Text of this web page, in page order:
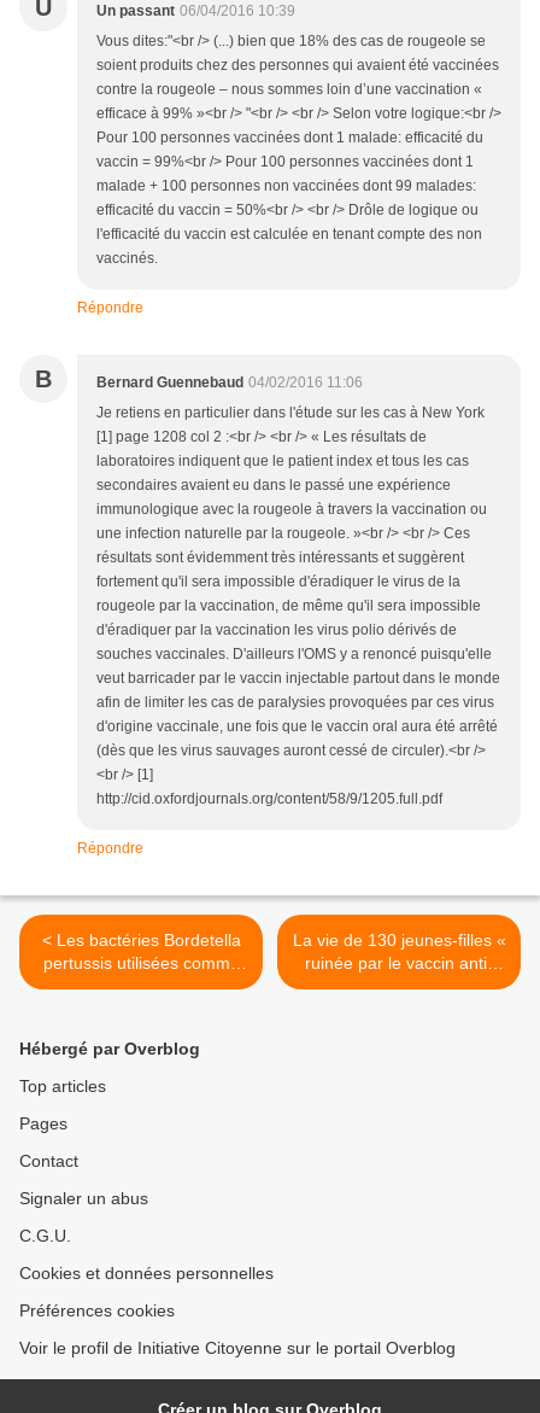
U Un passant 06/04/2016 10:39
Vous dites:"<br /> (...) bien que 18% des cas de rougeole se
soient produits chez des personnes qui avaient été vaccinées
contre la rougeole – nous sommes loin d’une vaccination «
efficace à 99% »<br /> "<br /> <br /> Selon votre logique:<br />
Pour 100 personnes vaccinées dont 1 malade: efficacité du
vaccin = 99%<br /> Pour 100 personnes vaccinées dont 1
malade + 100 personnes non vaccinées dont 99 malades:
efficacité du vaccin = 50%<br /> <br /> Drôle de logique ou
l'efficacité du vaccin est calculée en tenant compte des non
vaccinés.
Répondre
B Bernard Guennebaud 04/02/2016 11:06
Je retiens en particulier dans l'étude sur les cas à New York
[1] page 1208 col 2 :<br /> <br /> « Les résultats de
laboratoires indiquent que le patient index et tous les cas
secondaires avaient eu dans le passé une expérience
immunologique avec la rougeole à travers la vaccination ou
une infection naturelle par la rougeole. »<br /> <br /> Ces
résultats sont évidemment très intéressants et suggèrent
fortement qu'il sera impossible d'éradiquer le virus de la
rougeole par la vaccination, de même qu'il sera impossible
d'éradiquer par la vaccination les virus polio dérivés de
souches vaccinales. D'ailleurs l'OMS y a renoncé puisqu'elle
veut barricader par le vaccin injectable partout dans le monde
afin de limiter les cas de paralysies provoquées par ces virus
d'origine vaccinale, une fois que le vaccin oral aura été arrêté
(dès que les virus sauvages auront cessé de circuler).<br />
<br /> [1]
http://cid.oxfordjournals.org/content/58/9/1205.full.pdf
Répondre
< Les bactéries Bordetella
pertussis utilisées comme
adjuvant pourraient
La vie de 130 jeunes-filles «
ruinée par le vaccin anti-
cancer » >
Hébergé par Overblog
Top articles
Pages
Contact
Signaler un abus
C.G.U.
Cookies et données personnelles
Préférences cookies
Voir le profil de Initiative Citoyenne sur le portail Overblog